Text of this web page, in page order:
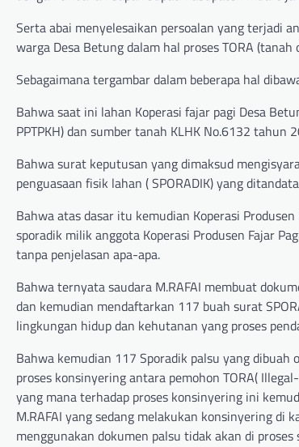
Serta abai menyelesaikan persoalan yang terjadi
warga Desa Betung dalam hal proses TORA (tanah
Sebagaimana tergambar dalam beberapa hal
Bahwa saat ini lahan Koperasi fajar pagi Desa
PPTPKH) dan sumber tanah KLHK No.6132 tahun
Bahwa surat keputusan yang dimaksud
penguasaan fisik lahan ( SPORADIK) yang
Bahwa atas dasar itu kemudian Koperasi
sporadik milik anggota Koperasi Produsen Fajar
tanpa penjelasan apa-apa.
Bahwa ternyata saudara M.RAFAI membuat
dan kemudian mendaftarkan 117 buah surat
lingkungan hidup dan kehutanan yang proses
Bahwa kemudian 117 Sporadik palsu yang dibuah
proses konsinyering antara pemohon TORA(
yang mana terhadap proses konsinyering ini
M.RAFAI yang sedang melakukan konsinyering di
menggunakan dokumen palsu tidak akan di